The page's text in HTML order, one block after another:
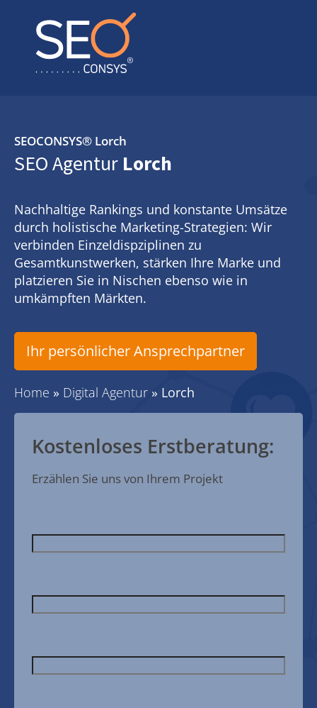
SEOCONSYS® Lorch
SEO Agentur Lorch
Nachhaltige Rankings und konstante Umsätze
durch holistische Marketing-Strategien: Wir
verbinden Einzeldispziplinen zu
Gesamtkunstwerken, stärken Ihre Marke und
platzieren Sie in Nischen ebenso wie in
umkämpften Märkten.
Ihr persönlicher Ansprechpartner
Home » Digital Agentur » Lorch
Kostenloses Erstberatung:
Erzählen Sie uns von Ihrem Projekt